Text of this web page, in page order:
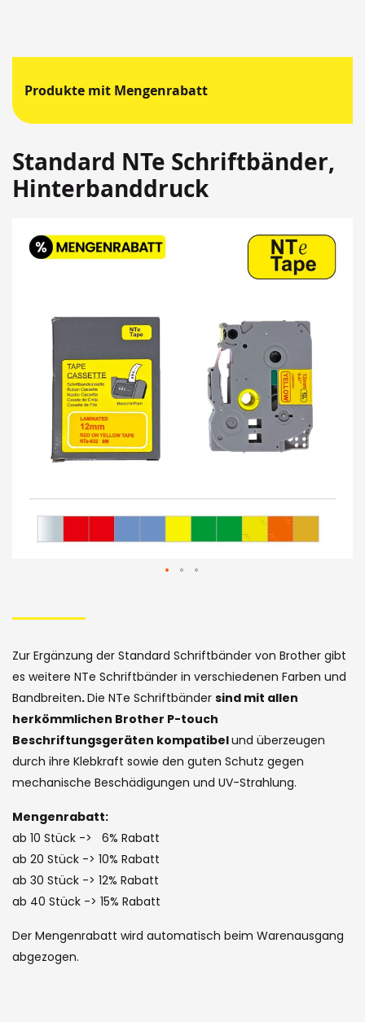
Produkte mit Mengenrabatt
Standard NTe Schriftbänder,
Hinterbanddruck
Springen
Sie
Ende
Bildergalerie
to
the
beginning
of
the
images
gallery
Zur Ergänzung der Standard Schriftbänder von Brother gibt
es weitere NTe Schriftbänder in verschiedenen Farben und
Bandbreiten.Die NTe Schriftbänder sind mit allen
herkömmlichen Brother P-touch
Beschriftungsgeräten kompatibelund überzeugen
durch ihre Klebkraft sowie den guten Schutz gegen
mechanische Beschädigungen und UV-Strahlung.
Mengenrabatt:
ab 10 Stück -> 6% Rabatt
ab 20 Stück -> 10% Rabatt
ab 30 Stück -> 12% Rabatt
ab 40 Stück -> 15% Rabatt
Der Mengenrabatt wird automatisch beim Warenausgang
abgezogen.